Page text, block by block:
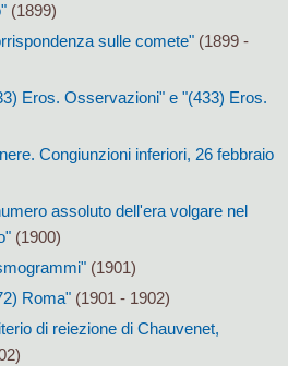
(1899)
sulle comete"(1899 -
Eros. Osservazioni" e "(433) Eros.
Congiunzioni inferiori, 26 febbraio
assoluto dell'era volgare nel
(1900)
(1901)
Roma"(1901 - 1902)
di reiezione di Chauvenet,